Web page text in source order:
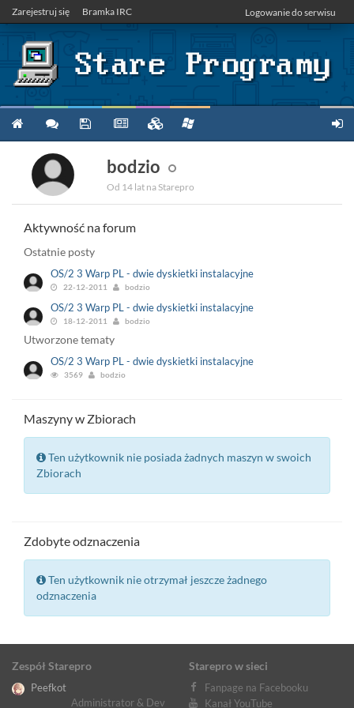
Zarejestruj się Bramka IRC Logowanie do serwisu
bodzio
Od 14 lat na Starepro
Aktywność na forum
Ostatnie posty
OS/2 3 Warp PL - dwie dyskietki instalacyjne
22-12-2011 bodzio
OS/2 3 Warp PL - dwie dyskietki instalacyjne
18-12-2011 bodzio
Utworzone tematy
OS/2 3 Warp PL - dwie dyskietki instalacyjne
3569 bodzio
Maszyny w Zbiorach
Ten użytkownik nie posiada żadnych maszyn w swoich
Zbiorach
Zdobyte odznaczenia
Ten użytkownik nie otrzymał jeszcze żadnego
odznaczenia
Zespół Starepro
Peefkot
Administrator & Dev
Starepro w sieci
Fanpage na Facebooku
Kanał YouTube